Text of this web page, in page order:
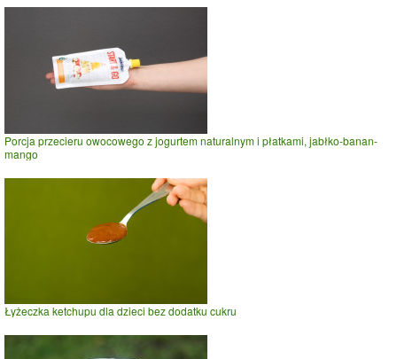
Porcja przecieru owocowego z jogurtem naturalnym i płatkami, jabłko-banan-
mango
Łyżeczka ketchupu dla dzieci bez dodatku cukru